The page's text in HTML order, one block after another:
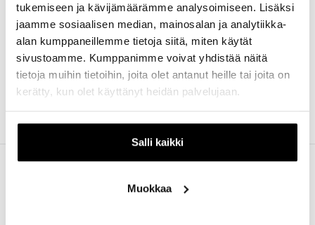
tukemiseen ja kävijämäärämme analysoimiseen. Lisäksi
jaamme sosiaalisen median, mainosalan ja analytiikka-
alan kumppaneillemme tietoja siitä, miten käytät
sivustoamme. Kumppanimme voivat yhdistää näitä
tietoja muihin tietoihin, joita olet antanut heille tai joita on
kerätty, kun olet käyttänyt heidän palvelujaan.
Salli kaikki
Muokkaa